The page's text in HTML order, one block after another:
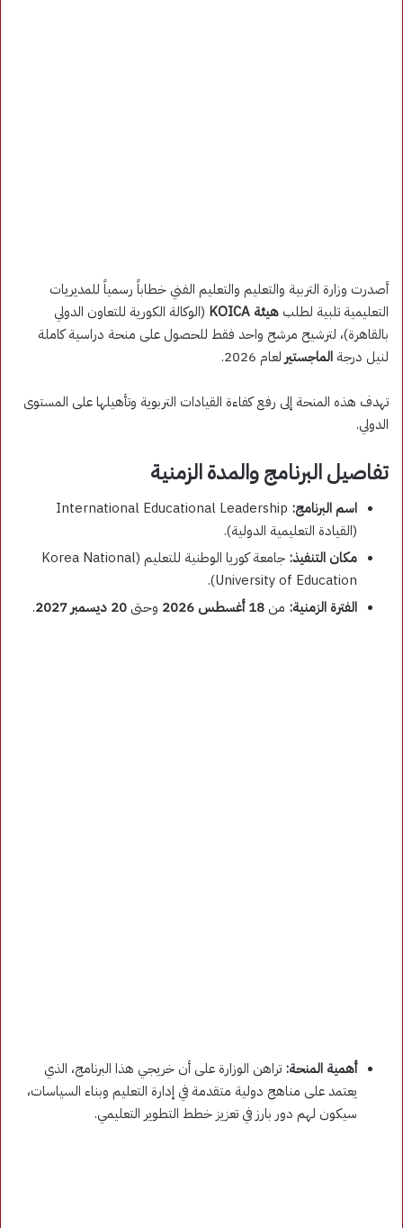
أصدرت وزارة التربية والتعليم والتعليم الفني خطاباً رسمياً للمديريات
التعليمية تلبية لطلب هيئة KOICA
(الوكالة الكورية للتعاون الدولي
بالقاهرة)، لترشيح مرشح واحد فقط للحصول على منحة دراسية كاملة
لنيل درجة الماجستير لعام 2026.
تهدف هذه المنحة إلى رفع كفاءة القيادات التربوية وتأهيلها على المستوى
الدولي.
تفاصيل البرنامج والمدة الزمنية
اسم البرنامج: International Educational Leadership
(القيادة التعليمية الدولية).
مكان التنفيذ:
جامعة كوريا الوطنية للتعليم (Korea National
University of Education).
الفترة الزمنية: من 18 أغسطس 2026 وحتى 20 ديسمبر 2027 .
أهمية المنحة: تراهن الوزارة على أن خريجي هذا البرنامج، الذي
يعتمد على مناهج دولية متقدمة في إدارة التعليم وبناء السياسات،
سيكون لهم دور بارز في تعزيز خطط التطوير التعليمي.